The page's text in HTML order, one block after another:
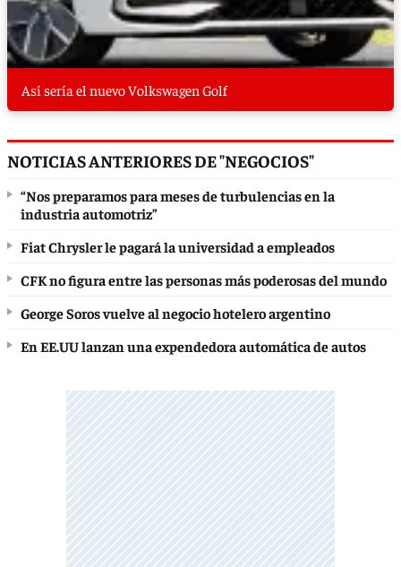
Así sería el nuevo Volkswagen Golf
NOTICIAS ANTERIORES DE "NEGOCIOS"
“Nos preparamos para meses de turbulencias en la
industria automotriz”
Fiat Chrysler le pagará la universidad a empleados
CFK no figura entre las personas más poderosas del mundo
George Soros vuelve al negocio hotelero argentino
En EE.UU lanzan una expendedora automática de autos